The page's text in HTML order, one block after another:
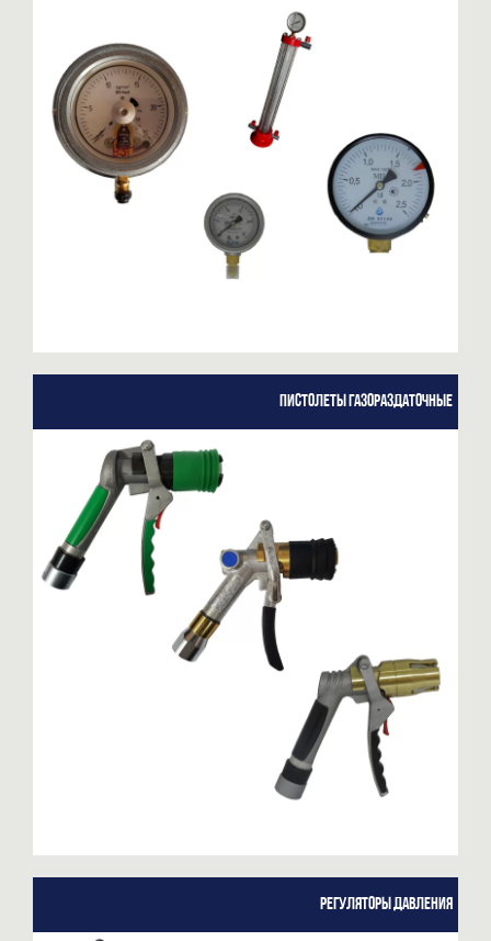
Пистолеты газораздаточные
Регуляторы давления